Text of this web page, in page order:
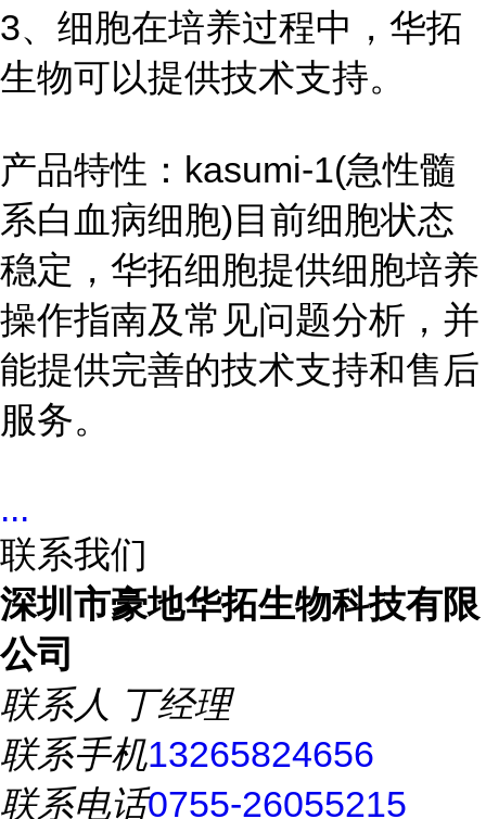
3、细胞在培养过程中，华拓
生物可以提供技术支持。
产品特性：kasumi-1(急性髓
系白血病细胞)目前细胞状态
稳定，华拓细胞提供细胞培养
操作指南及常见问题分析，并
能提供完善的技术支持和售后
服务。
...
联系我们
深圳市豪地华拓生物科技有限
公司
联系人 丁经理
联系手机13265824656
联系电话0755-26055215